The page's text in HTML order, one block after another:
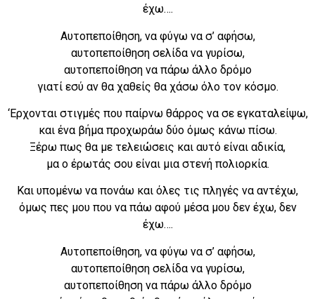
έχω….
Αυτοπεποίθηση, να φύγω να σ’ αφήσω,
αυτοπεποίθηση σελίδα να γυρίσω,
αυτοπεποίθηση να πάρω άλλο δρόμο
γιατί εσύ αν θα χαθείς θα χάσω όλο τον κόσμο.
‘Ερχονται στιγμές που παίρνω θάρρος να σε εγκαταλείψω,
και ένα βήμα προχωράω δύο όμως κάνω πίσω.
Ξέρω πως θα με τελειώσεις και αυτό είναι αδικία,
μα ο έρωτάς σου είναι μια στενή πολιορκία.
Και υπομένω να πονάω και όλες τις πληγές να αντέχω,
όμως πες μου που να πάω αφού μέσα μου δεν έχω, δεν
έχω….
Αυτοπεποίθηση, να φύγω να σ’ αφήσω,
αυτοπεποίθηση σελίδα να γυρίσω,
αυτοπεποίθηση να πάρω άλλο δρόμο